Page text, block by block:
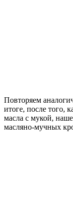
Повторяем
итоге, после того,
масла с мукой, наше
масляно-мучных